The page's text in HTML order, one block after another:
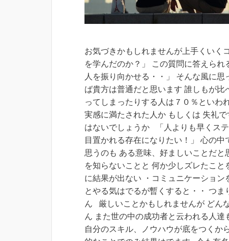
お気づきかもしれませんが上手くいく
を学んだのか？」
この質問に答えられ
人を振り向かせる・・」 そんな風に
ば貴方は普通だと思います 誰しもが
ってしまったりする人は７０％といわ
実感に満たされた人か もしくは 失礼
はないでしょうか 「人よりも早くス
目置かれる存在になりたい！」 心の
思うのも ある意味、好ましいことだ
を知らないことと 何か少しズレたこ
に結果が出ない ・コミュニケーション
とやる気はでるが暫くすると・・ つ
ん 厳しいことかもしれませんが どん
ん また世の中の成功者と云われる人
自分のスキル、ノウハウが底をつく